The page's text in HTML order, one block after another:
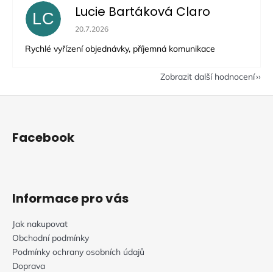
LC Lucie Bartáková Claro
Hodnocení obchodu je 5 z 5 hvězdiček.
20.7.2026
Rychlé vyřízení objednávky, příjemná komunikace
Zobrazit další hodnocení
Z
Facebook
Informace pro vás
Jak nakupovat
Obchodní podmínky
Podmínky ochrany osobních údajů
Doprava